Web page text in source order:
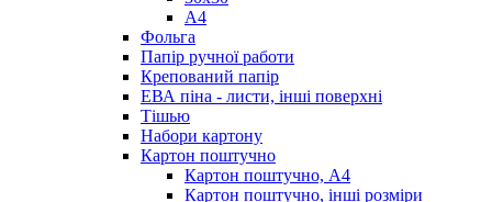
А4
Фольга
Папір ручної работи
Крепований папір
ЕВА піна - листи, інші поверхні
Тішью
Набори картону
Картон поштучно
Картон поштучно, А4
Картон поштучно, інші розміри